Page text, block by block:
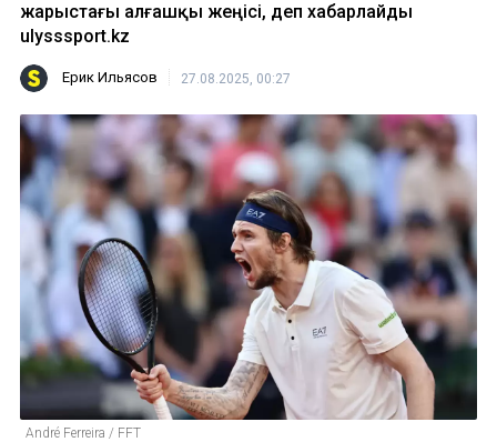
жарыстағы алғашқы жеңісі, деп хабарлайды
ulysssport.kz
Ерик Ильясов 27.08.2025, 00:27
André Ferreira / FFT